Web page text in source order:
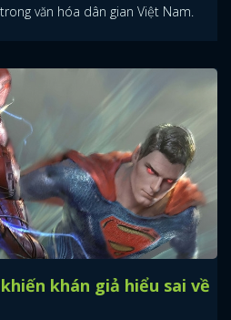
văn hóa dân gian Việt Nam.
khán giả hiểu sai về